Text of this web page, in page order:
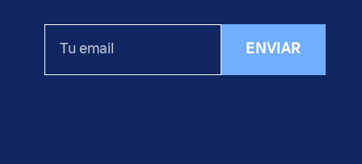
ENVIAR